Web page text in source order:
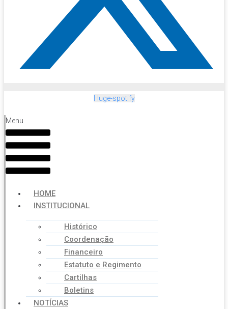
Huge-spotify
Menu
HOME
INSTITUCIONAL
Histórico
Coordenação
Financeiro
Estatuto e Regimento
Cartilhas
Boletins
NOTÍCIAS